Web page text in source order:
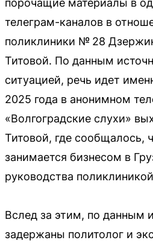
порочащие материалы в
телеграм-каналов в
поликлиники № 28
Титовой. По данным
ситуацией, речь идет
2025 года в анонимном
«Волгоградские слухи»
Титовой, где сообщалось,
занимается бизнесом в
руководства
Вслед за этим, по данным
задержаны политолог и